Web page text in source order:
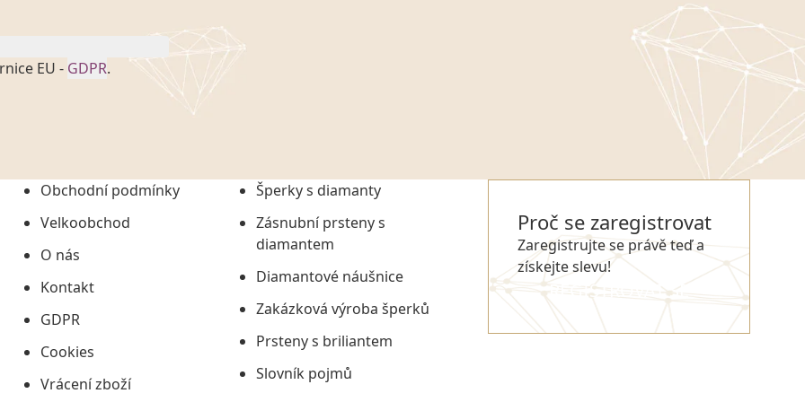
EU - GDPR.
č. 101/2000 Sb. v
uchováním veškerých
údajů či jako jeho
informací, nejdéle
Obchodní podmínky
Velkoobchod
O nás
Kontakt
GDPR
Cookies
Vrácení zboží
Šperky s diamanty
Zásnubní prsteny s
diamantem
Diamantové náušnice
Zakázková výroba šperků
Prsteny s briliantem
Slovník pojmů
Proč se zaregistrovat
Zaregistrujte se právě teď a
získejte slevu!
REGISTROVAT SE